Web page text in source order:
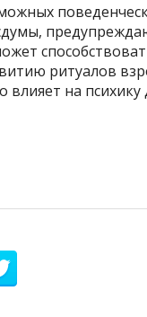
ритуалов
влияет на